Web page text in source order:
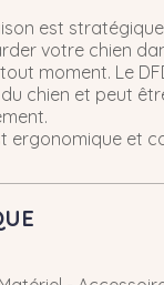
est
votre chien
moment. Le
chien et peut
ergonomique et